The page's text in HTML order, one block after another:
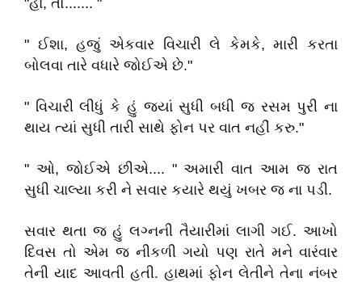
"હા, તો....... "
" ઈશા, હજું એકવાર વિચારી લે કેમકે, મારી કરતા
બોલવા તારે વધારે જોઈએ છે."
" વિચારી લીધું કે હું જયાં સુધી બધી જ રસમ પુરી ના
થાય ત્યાં સુધી તારી સાથે ફોન પર વાત નહીં કરુ."
" ઓ, જોઈએ છીએ.... " અમારી વાત આમ જ રાત
સુધી ચાલ્યા કરી ને સવાર કયારે થયું ખબર જ ના પડી.
સવાર થતા જ હું લગ્નની તૈયારીમાં લાગી ગઈ. આખો
દિવસ તો એમ જ નીકળી ગયો પણ રાતે મને વારંવાર
તેની યાદ આવતી હતી. હાથમાં ફોન લેતીને તેના નંબર